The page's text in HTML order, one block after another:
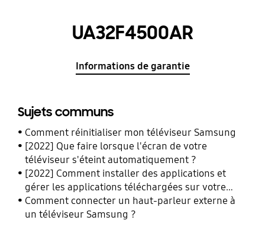
UA32F4500AR
Informations de garantie
Sujets communs
Comment réinitialiser mon téléviseur Samsung
[2022] Que faire lorsque l'écran de votre
téléviseur s'éteint automatiquement ?
[2022] Comment installer des applications et
gérer les applications téléchargées sur votre
téléviseur Samsung.
Comment connecter un haut-parleur externe à
un téléviseur Samsung ?